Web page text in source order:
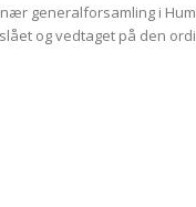
generalforsamling i
og vedtaget på den